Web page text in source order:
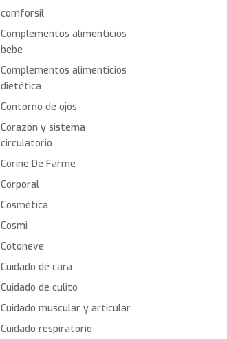
comforsil
Complementos alimenticios
bebe
Complementos alimenticios
dietética
Contorno de ojos
Corazón y sistema
circulatorio
Corine De Farme
Corporal
Cosmética
Cosmi
Cotoneve
Cuidado de cara
Cuidado de culito
Cuidado muscular y articular
Cuidado respiratorio